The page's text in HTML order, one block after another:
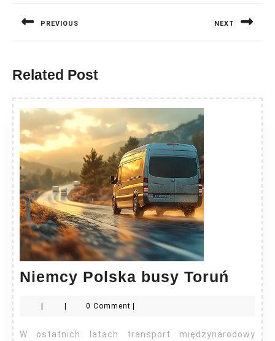
PREVIOUS NEXT
Related Post
Niemcy Polska busy Toruń
busy
Toruń
0 Comment
W ostatnich latach transport międzynarodowy